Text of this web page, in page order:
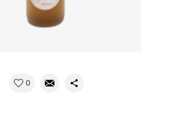
0